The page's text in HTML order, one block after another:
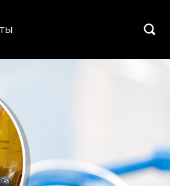
